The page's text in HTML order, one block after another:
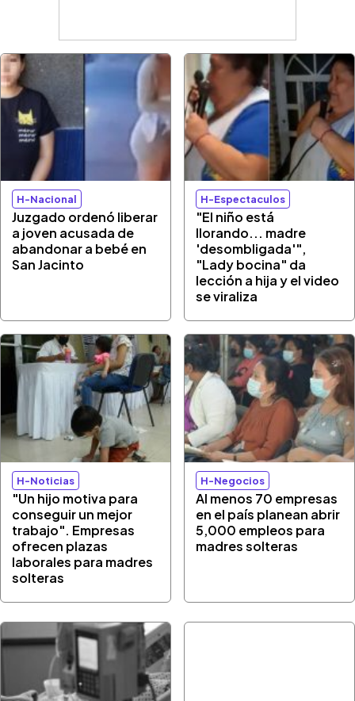
H-Nacional
Juzgado ordenó liberar
a joven acusada de
abandonar a bebé en
San Jacinto
H-Espectaculos
"El niño está
llorando... madre
'desombligada'",
"Lady bocina" da
lección a hija y el video
se viraliza
H-Noticias
"Un hijo motiva para
conseguir un mejor
trabajo". Empresas
ofrecen plazas
laborales para madres
solteras
H-Negocios
Al menos 70 empresas
en el país planean abrir
5,000 empleos para
madres solteras